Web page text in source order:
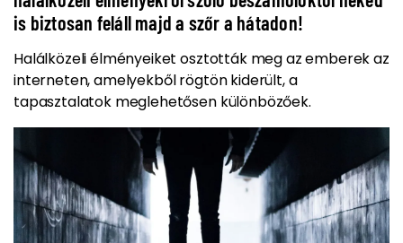
is biztosan feláll majd a szőr a hátadon!
Halálközeli élményeiket osztották meg az emberek az
interneten, amelyekből rögtön kiderült, a
tapasztalatok meglehetősen különbözőek.